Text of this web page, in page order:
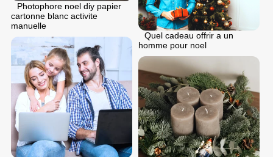
Photophore noel diy papier
cartonne blanc activite
manuelle
Quel cadeau offrir a un
homme pour noel